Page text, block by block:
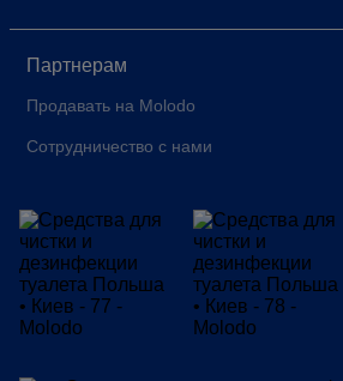
Партнерам
Продавать на Molodo
Сотрудничество с нами